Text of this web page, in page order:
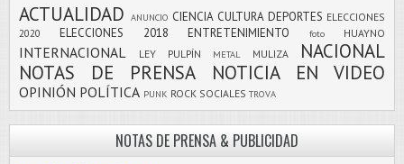
ACTUALIDAD ANUNCIO CIENCIA CULTURA DEPORTES ELECCIONES
2020
ELECCIONES 2018 ENTRETENIMIENTO foto HUAYNO
INTERNACIONAL LEY PULPÍN METAL MULIZA
NACIONAL
NOTAS DE PRENSA
NOTICIA EN VIDEO
OPINIÓN POLÍTICA PUNK ROCK SOCIALES TROVA
NOTAS DE PRENSA & PUBLICIDAD